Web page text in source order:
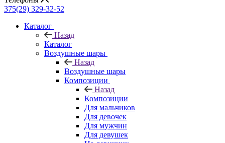
375(29) 329-32-52
Каталог
Назад
Каталог
Воздушные шары
Назад
Воздушные шары
Композиции
Назад
Композиции
Для мальчиков
Для девочек
Для мужчин
Для девушек